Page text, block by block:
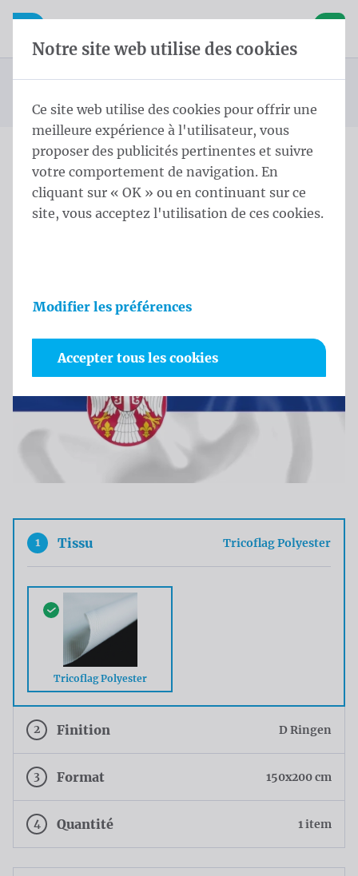
Skip content
Sauter la sélection de la langue
Ouvrir la navigation mobile
Vous êtes ici :
Drapeaux de pays d'Europe
Drapeau Serbie 150x200 cm
Drapeau Serbie 150x200 cm
Informations sur le produit
1 Tissu Tricoflag Polyester
Tricoflag Polyester
2 Finition D Ringen
3 Format 150x200 cm
4 Quantité 1 item
Notre site web utilise des cookies
Ce site web utilise des cookies pour offrir une
meilleure expérience à l'utilisateur, vous
proposer des publicités pertinentes et suivre
votre comportement de navigation. En
cliquant sur « OK » ou en continuant sur ce
site, vous acceptez l'utilisation de ces cookies.
Modifier les préférences
Accepter tous les cookies